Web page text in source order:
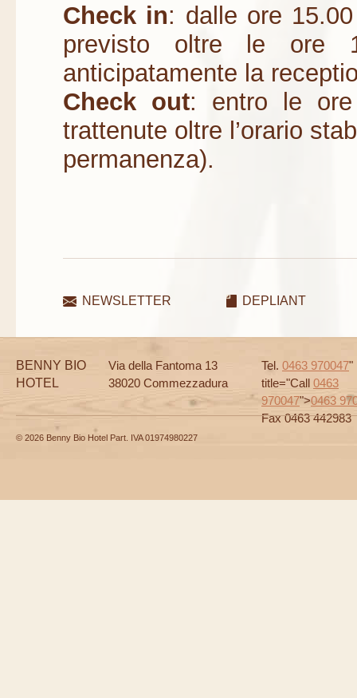
Check in: dalle ore
previsto oltre le ore
anticipatamente la
Check out: entro le ore
trattenute oltre l’orario
permanenza).
NEWSLETTER DEPLIANT
BENNY BIO
HOTEL
Via della Fantoma 13
38020 Commezzadura
Tel. 0463 970047"
title="Call 0463
970047">0463
Fax 0463 442983
© 2026 Benny Bio Hotel Part. IVA 01974980227